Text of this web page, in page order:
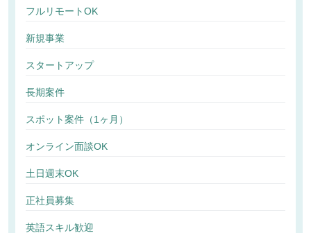
フルリモートOK
新規事業
スタートアップ
長期案件
スポット案件（1ヶ月）
オンライン面談OK
土日週末OK
正社員募集
英語スキル歓迎